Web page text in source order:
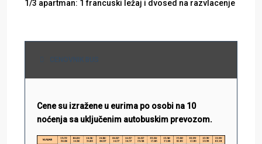
1/3 apartman: 1 francuski ležaj i dvosed na razvlacenje
CENOVNIK BUS
Cene su izražene u eurima po osobi na 10
noćenja sa uključenim autobuskim prevozom.